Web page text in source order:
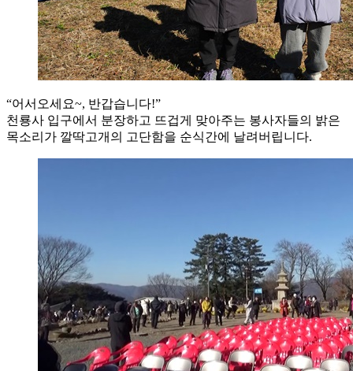
“어서오세요~, 반갑습니다!”
천룡사 입구에서 분장하고 뜨겁게 맞아주는 봉사자들의 밝은
목소리가 깔딱고개의 고단함을 순식간에 날려버립니다.